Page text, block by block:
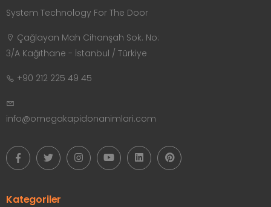
System Technology For The Door
Çağlayan Mah Cihanşah Sok. No:
3/A Kağıthane - İstanbul / Türkiye
+90 212 225 49 45
info@omegakapidonanimlari.com
Kategoriler